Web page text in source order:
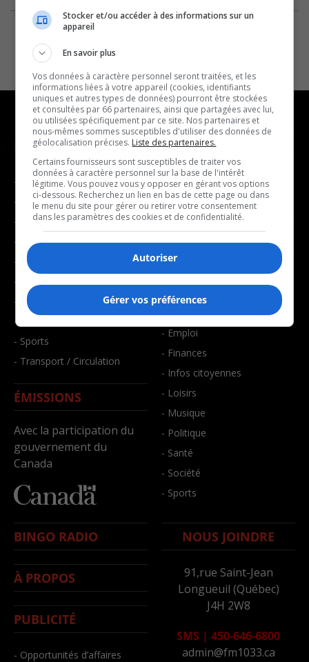
NOUVELLES
- Affaires municipales
- Communauté / Social
- Culture
- Économie
- Éducation
- Environnement
- Faits divers
- Santé et bien-être
- Sports
- Transport / Circulation
ÉMISSIONS
Avec la participation du
gouvernement du
Canada
MUSIQUE
- Décompte franco
- Joué récemment
BALADOS
- Affaires
- Art de vivre
- Bien-être
- Emploi
- Finances
- Infos citoyennes
- Loisirs
- Musique
- Politique
- Santé
- Société
- Sports
BINGO RADIO
À PROPOS
PUBLICITÉ
- Opportunités d’affaires
NOUS JOINDRE
91,rue Saint-Jean
Longueuil (Québec)
J4H 2W8
SMS | 450-646-6800
admin@fm1033.ca
Stocker et/ou accéder à des informations sur un
appareil
En savoir plus
Vos données à caractère personnel seront traitées, et les
informations liées à votre appareil (cookies, identifiants
uniques et autres types de données) pourront être stockées
et consultées par 66 partenaires, ainsi que partagées avec lui,
ou utilisées spécifiquement par ce site. Nos partenaires et
nous-mêmes sommes susceptibles d'utiliser des données de
géolocalisation précises. Liste des partenaires.
Certains fournisseurs sont susceptibles de traiter vos
données à caractère personnel sur la base de l'intérêt
légitime. Vous pouvez vous y opposer en gérant vos options
ci-dessous. Recherchez un lien en bas de cette page ou dans
le menu du site pour gérer ou retirer votre consentement
dans les paramètres des cookies et de confidentialité.
Autoriser
Gérer vos préférences